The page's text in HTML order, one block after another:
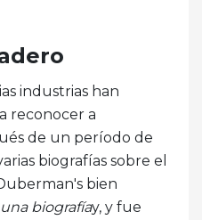
industrias han
reconocer a
de un período de
biografías sobre el
bien
biografíay, y fue